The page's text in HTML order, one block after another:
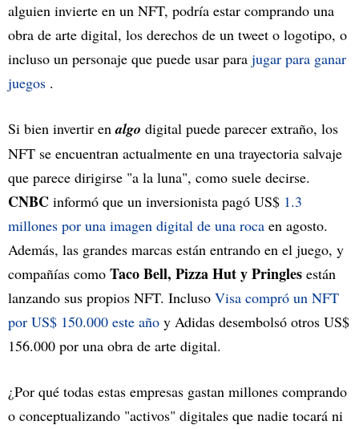
alguien invierte en un NFT, podría estar comprando una
obra de arte digital, los derechos de un tweet o logotipo, o
incluso un personaje que puede usar para jugar para ganar
juegos .
Si bien invertir enalgo digital puede parecer extraño, los
NFT se encuentran actualmente en una trayectoria salvaje
que parece dirigirse "a la luna", como suele decirse.
CNBC informó que un inversionista pagó US$ 1.3
millones por una imagen digital de una roca en agosto.
Además, las grandes marcas están entrando en el juego, y
compañías como Taco Bell, Pizza Hut y Pringles están
lanzando sus propios NFT. Incluso Visa compró un NFT
por US$ 150.000 este año y Adidas desembolsó otros US$
156.000 por una obra de arte digital.
¿Por qué todas estas empresas gastan millones comprando
o conceptualizando "activos" digitales que nadie tocará ni